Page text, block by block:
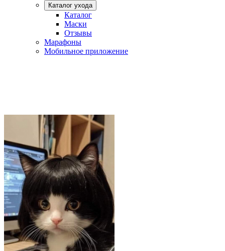
Каталог ухода
Каталог
Маски
Отзывы
Марафоны
Мобильное приложение